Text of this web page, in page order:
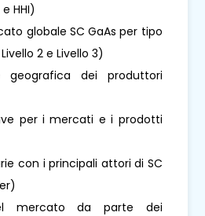
HHI)
globale SC GaAs per tipo
2 e Livello 3)
geografica dei produttori
per i mercati e i prodotti
con i principali attori di SC
mercato da parte dei